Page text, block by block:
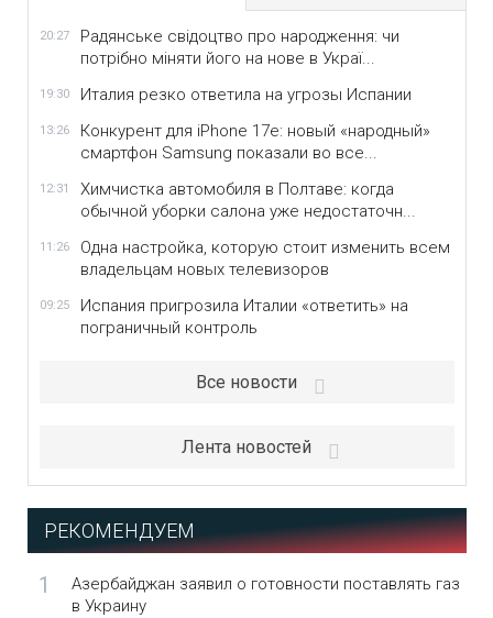
20:27
Радянське свідоцтво про народження: чи
потрібно міняти його на нове в Украї...
19:30 Италия резко ответила на угрозы Испании
13:26
Конкурент для iPhone 17e: новый «народный»
смартфон Samsung показали во все...
12:31
Химчистка автомобиля в Полтаве: когда
обычной уборки салона уже недостаточн...
11:26
Одна настройка, которую стоит изменить всем
владельцам новых телевизоров
09:25
Испания пригрозила Италии «ответить» на
пограничный контроль
Все новости
Лента новостей
РЕКОМЕНДУЕМ
1
Азербайджан заявил о готовности поставлять газ
в Украину